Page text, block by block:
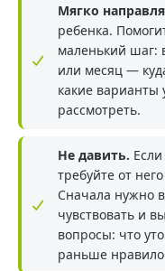
Мягко
ребенка.
маленький шаг:
или месяц —
какие варианты
рассмотреть.
Не давить.
требуйте от
Сначала нужно
чувствовать и
вопросы: что
раньше